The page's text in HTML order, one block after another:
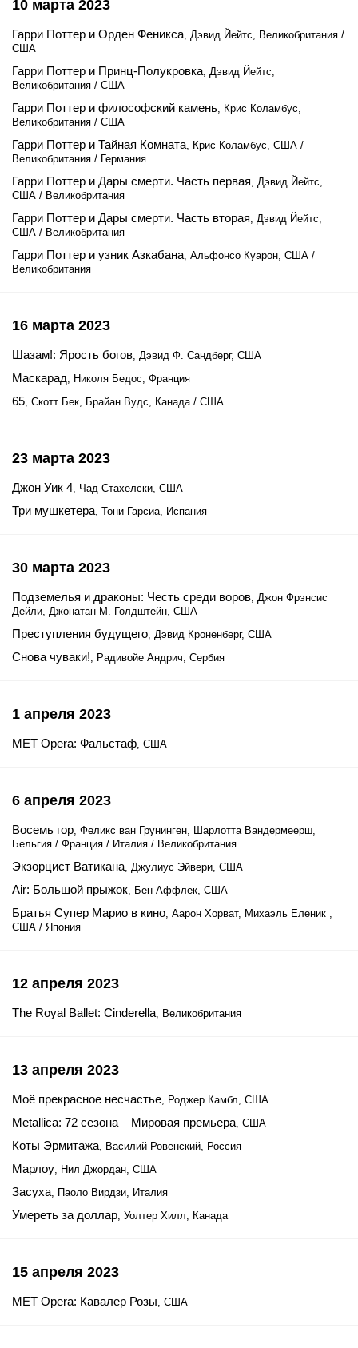
10 марта 2023
Гарри Поттер и Орден Феникса, Дэвид Йейтс, Великобритания /
США
Гарри Поттер и Принц-Полукровка, Дэвид Йейтс,
Великобритания / США
Гарри Поттер и философский камень, Крис Коламбус,
Великобритания / США
Гарри Поттер и Тайная Комната, Крис Коламбус, США /
Великобритания / Германия
Гарри Поттер и Дары смерти. Часть первая, Дэвид Йейтс,
США / Великобритания
Гарри Поттер и Дары смерти. Часть вторая, Дэвид Йейтс,
США / Великобритания
Гарри Поттер и узник Азкабана, Альфонсо Куарон, США /
Великобритания
16 марта 2023
Шазам!: Ярость богов, Дэвид Ф. Сандберг, США
Маскарад, Николя Бедос, Франция
65, Скотт Бек, Брайан Вудс, Канада / США
23 марта 2023
Джон Уик 4, Чад Стахелски, США
Три мушкетера, Тони Гарсиа, Испания
30 марта 2023
Подземелья и драконы: Честь среди воров, Джон Фрэнсис
Дейли, Джонатан М. Голдштейн, США
Преступления будущего, Дэвид Кроненберг, США
Снова чуваки!, Радивойе Андрич, Сербия
1 апреля 2023
MET Opera: Фальстаф, США
6 апреля 2023
Восемь гор, Феликс ван Грунинген, Шарлотта Вандермеерш,
Бельгия / Франция / Италия / Великобритания
Экзорцист Ватикана, Джулиус Эйвери, США
Air: Большой прыжок, Бен Аффлек, США
Братья Супер Марио в кино, Аарон Хорват, Михаэль Еленик ,
США / Япония
12 апреля 2023
The Royal Ballet: Cinderella, Великобритания
13 апреля 2023
Моё прекрасное несчастье, Роджер Камбл, США
Metallica: 72 сезона – Мировая премьера, США
Коты Эрмитажа, Василий Ровенский, Россия
Марлоу, Нил Джордан, США
Засуха, Паоло Вирдзи, Италия
Умереть за доллар, Уолтер Хилл, Канада
15 апреля 2023
MET Opera: Кавалер Розы, США